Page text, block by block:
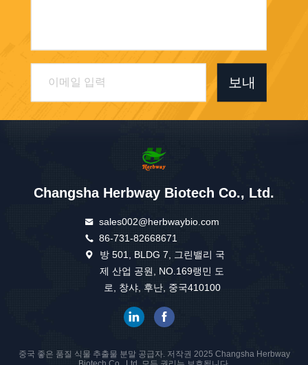
보내
Changsha Herbway Biotech Co., Ltd.
sales002@herbwaybio.com
86-731-82668671
방 501, BLDG 7, 그린밸리 국
제 산업 공원, NO.169랭민 도
로, 창샤, 후난, 중국410100
중국 좋은 품질 식물 추출물 분말 공급자. 저작권 2025 Changsha Herbway